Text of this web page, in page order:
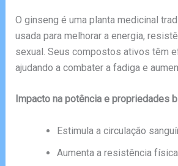
O ginseng é uma planta medicinal
usada para melhorar a energia,
sexual. Seus compostos ativos têm
ajudando a combater a fadiga e
Impacto na potência e propriedades
Estimula a circulação
Aumenta a resistência